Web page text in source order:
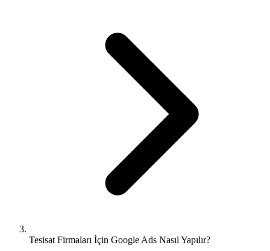
Tesisat Firmaları İçin Google Ads Nasıl Yapılır?